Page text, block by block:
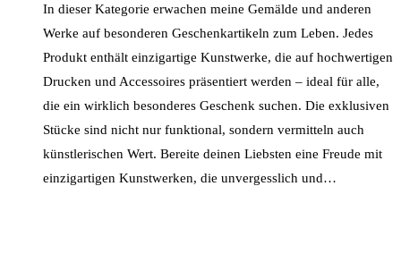
In dieser Kategorie erwachen meine Gemälde und anderen
Werke auf besonderen Geschenkartikeln zum Leben. Jedes
Produkt enthält einzigartige Kunstwerke, die auf hochwertigen
Drucken und Accessoires präsentiert werden – ideal für alle,
die ein wirklich besonderes Geschenk suchen. Die exklusiven
Stücke sind nicht nur funktional, sondern vermitteln auch
künstlerischen Wert. Bereite deinen Liebsten eine Freude mit
einzigartigen Kunstwerken, die unvergesslich und…